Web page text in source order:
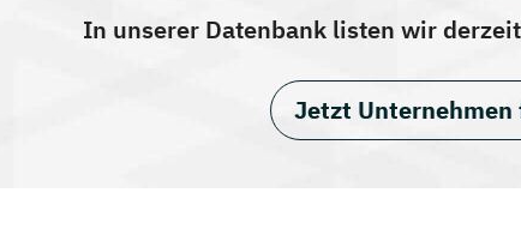
In unserer Datenbank listen wir
Jetzt Unternehmen